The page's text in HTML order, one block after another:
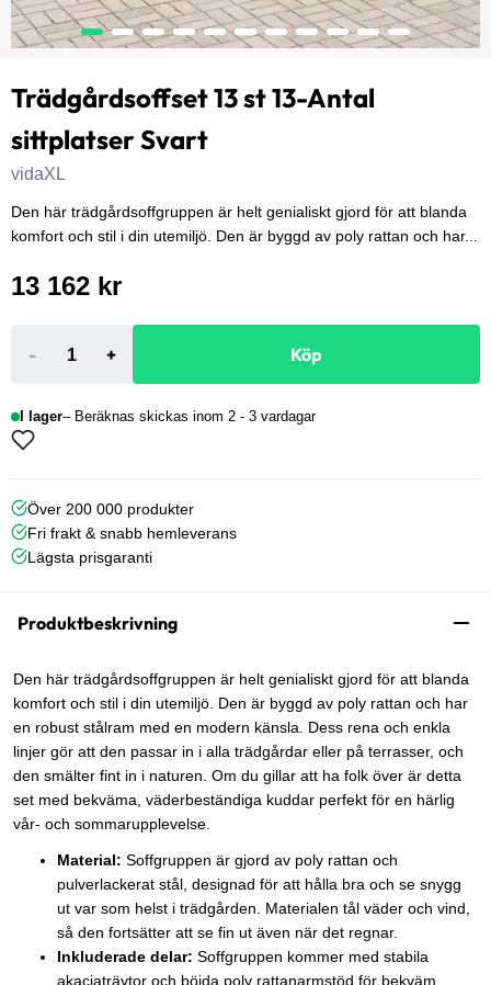
Trädgårdsoffset 13 st 13-Antal
sittplatser Svart
vidaXL
Den här trädgårdsoffgruppen är helt genialiskt gjord för att blanda
komfort och stil i din utemiljö. Den är byggd av poly rattan och har...
13 162 kr
- + Köp
I lager Beräknas skickas inom 2 - 3 vardagar
Över 200 000 produkter
Fri frakt & snabb hemleverans
Lägsta prisgaranti
Produktbeskrivning
Den här trädgårdsoffgruppen är helt genialiskt gjord för att blanda
komfort och stil i din utemiljö. Den är byggd av poly rattan och har
en robust stålram med en modern känsla. Dess rena och enkla
linjer gör att den passar in i alla trädgårdar eller på terrasser, och
den smälter fint in i naturen. Om du gillar att ha folk över är detta
set med bekväma, väderbeständiga kuddar perfekt för en härlig
vår- och sommarupplevelse.
Material: Soffgruppen är gjord av poly rattan och
pulverlackerat stål, designad för att hålla bra och se snygg
ut var som helst i trädgården. Materialen tål väder och vind,
så den fortsätter att se fin ut även när det regnar.
Inkluderade delar: Soffgruppen kommer med stabila
akaciaträytor och böjda poly rattanarmstöd för bekväm